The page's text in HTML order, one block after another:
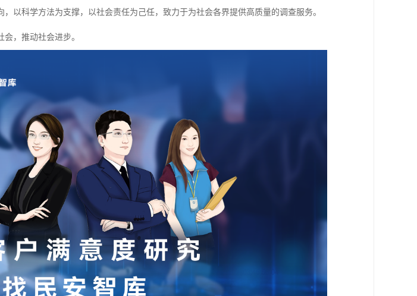
以科学方法为支撑，以社会责任为己任，致力于为社会各界提供高质量的调查服务。
，推动社会进步。